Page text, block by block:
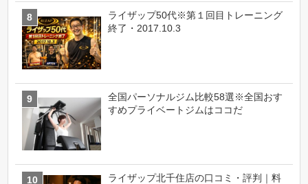
ライザップ50代※第１回目トレーニング
終了・2017.10.3
全国パーソナルジム比較58選※全国おす
すめプライベートジムはココだ
ライザップ北千住店の口コミ・評判｜料